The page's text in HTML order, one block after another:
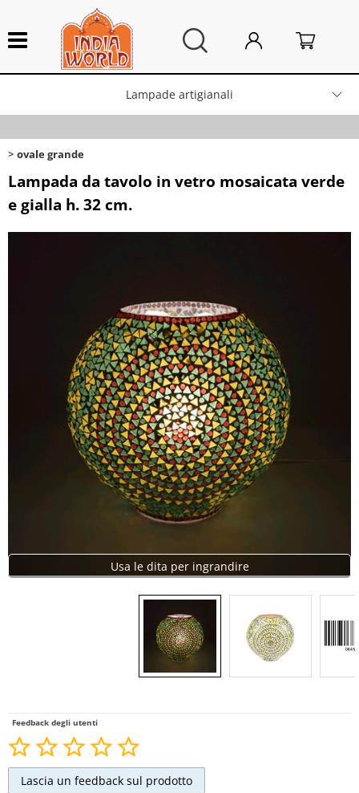
Categoria: Lampade artigianali>ovale grande
Lampade artigianali
Integratori alimentari
ovale grande
Lampada da tavolo in vetro mosaicata verde
e gialla h. 32 cm.
Usa le dita per ingrandire
Feedback degli utenti